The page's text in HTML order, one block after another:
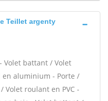
Teillet argenty
Volet battant / Volet
aluminium - Porte /
Volet roulant en PVC -